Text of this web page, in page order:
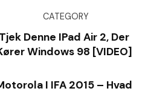
CATEGORY
Tjek Denne IPad Air 2, Der
Windows 98 [VIDEO]
I IFA 2015 – Hvad